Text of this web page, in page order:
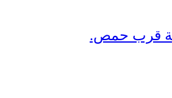
قرب حمص.